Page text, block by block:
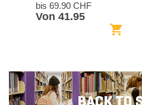
bis 69.90 CHF
Von 41.95
shopping_cart